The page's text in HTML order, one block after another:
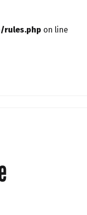
rules.php on line